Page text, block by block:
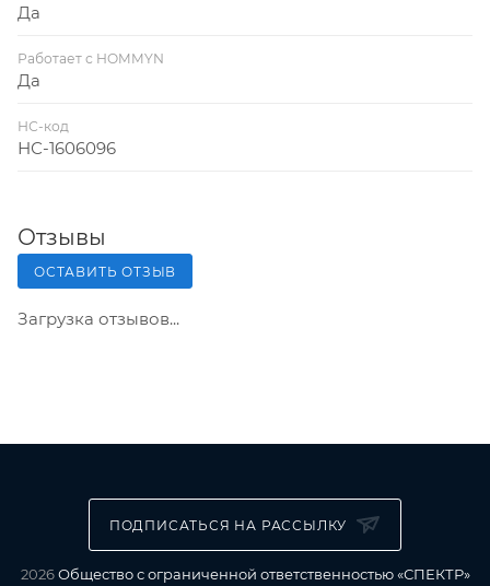
Да
Работает с HOMMYN
Да
НС-код
НС-1606096
Отзывы
ОСТАВИТЬ ОТЗЫВ
Загрузка отзывов...
ПОДПИСАТЬСЯ НА РАССЫЛКУ
2026Общество с ограниченной ответственностью «СПЕКТР»